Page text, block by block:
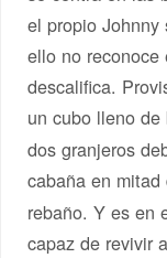
el propio
ello no
descalifica.
un cubo lleno
dos granjeros
cabaña en
rebaño. Y es en
capaz de revivir